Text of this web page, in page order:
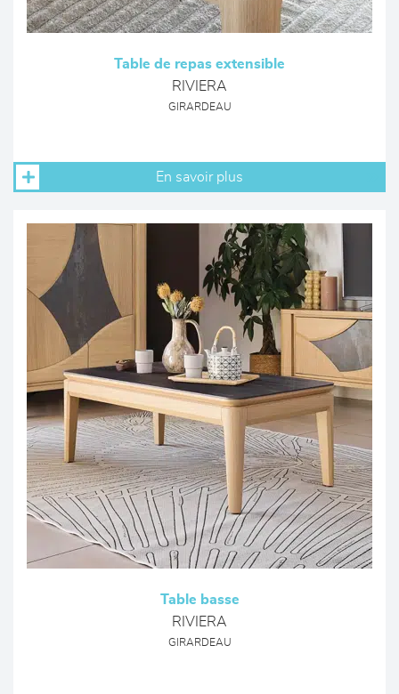
Table de repas extensible
RIVIERA
GIRARDEAU
En savoir plus
Table basse
RIVIERA
GIRARDEAU